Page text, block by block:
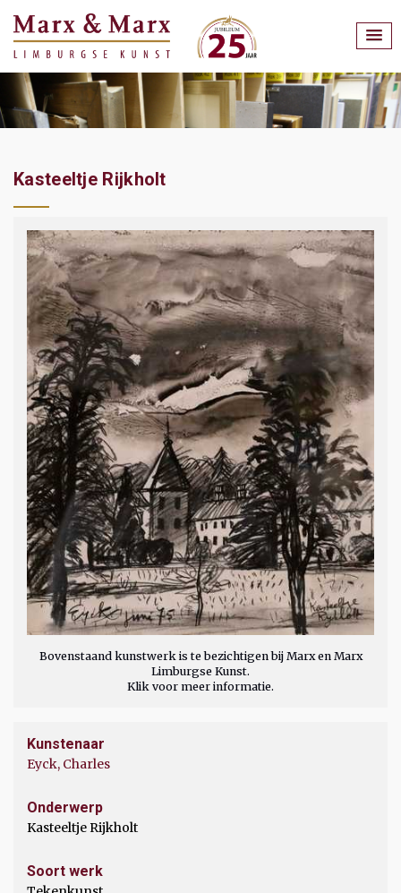
Kasteeltje Rijkholt
Bovenstaand kunstwerk is te bezichtigen bij Marx en Marx
Limburgse Kunst.
Klik voor meer informatie.
Kunstenaar
Eyck, Charles
Onderwerp
Kasteeltje Rijkholt
Soort werk